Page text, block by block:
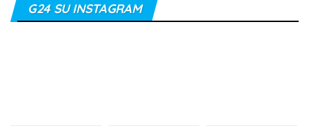
G24 SU INSTAGRAM